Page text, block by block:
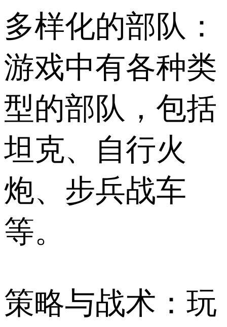
多样化的部队：
游戏中有各种类
型的部队，包括
坦克、自行火
炮、步兵战车
等。
策略与战术：玩